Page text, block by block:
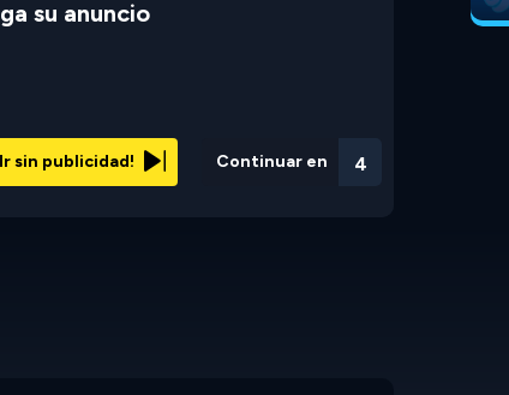
su anuncio
Continuar en 3
Ir sin publicidad!